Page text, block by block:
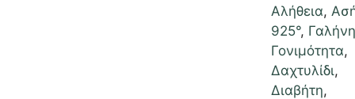
Αλήθεια,
925°, Γαλήνη
Γονιμότητα,
Δαχτυλίδι,
Διαβήτη,